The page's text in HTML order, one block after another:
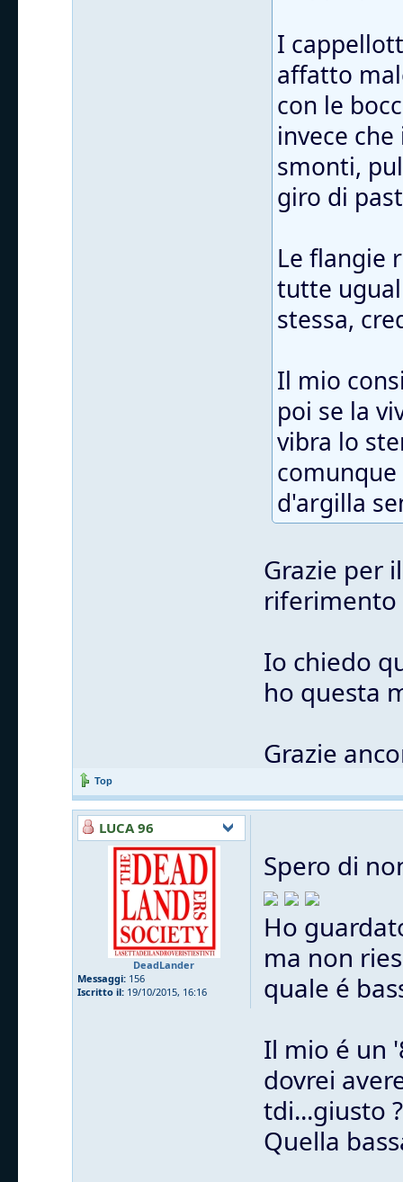
I
affatto
con le
invece
smonti,
giro di
Le flangie
tutte
stessa,
Il mio
poi se la
vibra lo
d'argilla
Grazie per
riferimento
Io chiedo
ho questa
Grazie
Top
LUCA 96
DeadLander
Messaggi: 156
Iscritto il: 19/10/2015, 16:16
Spero di
Ho
ma non
quale é
Il mio é un
dovrei
tdi...giusto ?
Quella